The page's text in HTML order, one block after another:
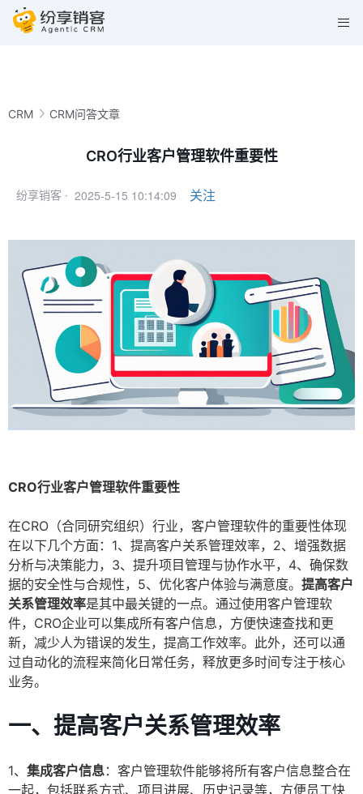
CRM CRM问答文章
CRO行业客户管理软件重要性
纷享销客 · 2025-5-15 10:14:09 关注
CRO行业客户管理软件重要性
在CRO（合同研究组织）行业，客户管理软件的重要性体现
在以下几个方面：1、提高客户关系管理效率，2、增强数据
分析与决策能力，3、提升项目管理与协作水平，4、确保数
据的安全性与合规性，5、优化客户体验与满意度。 提高客户
关系管理效率是其中最关键的一点。通过使用客户管理软
件，CRO企业可以集成所有客户信息，方便快速查找和更
新，减少人为错误的发生，提高工作效率。此外，还可以通
过自动化的流程来简化日常任务，释放更多时间专注于核心
业务。
一、提高客户关系管理效率
1、 集成客户信息：客户管理软件能够将所有客户信息整合在
一起，包括联系方式、项目进展、历史记录等，方便员工快